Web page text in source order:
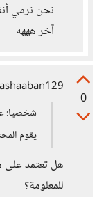
نحن نرمي
آخر هههه
0
شخصيا:
يقوم
هل تعتمد على
للمعلومة؟